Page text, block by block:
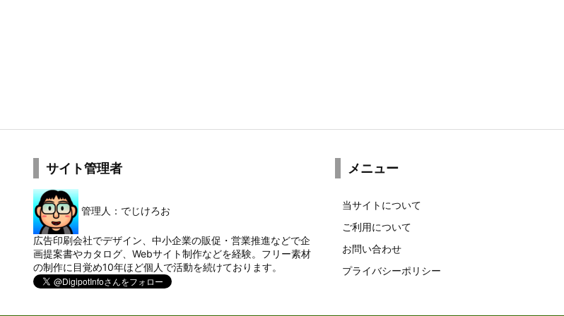
サイト管理者
管理人：でじけろお
広告印刷会社でデザイン、中小企業の販促・営業推進などで企
画提案書やカタログ、Webサイト制作などを経験。フリー素材
の制作に目覚め10年ほど個人で活動を続けております。
メニュー
当サイトについて
ご利用について
お問い合わせ
プライバシーポリシー